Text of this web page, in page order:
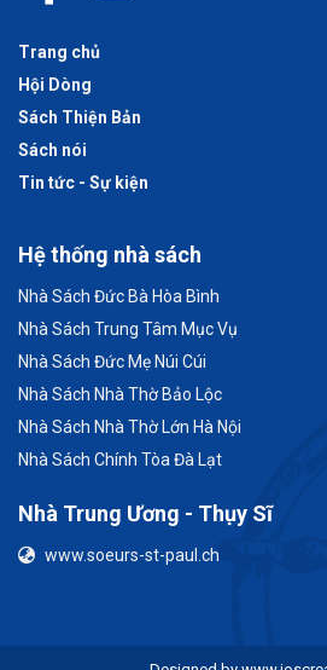
Trang chủ
Hội Dòng
Sách Thiện Bản
Sách nói
Tin tức - Sự kiện
Hệ thống nhà sách
Nhà Sách Đức Bà Hòa Bình
Nhà Sách Trung Tâm Mục Vụ
Nhà Sách Đức Mẹ Núi Cúi
Nhà Sách Nhà Thờ Bảo Lộc
Nhà Sách Nhà Thờ Lớn Hà Nội
Nhà Sách Chính Tòa Đà Lạt
Nhà Trung Ương - Thụy Sĩ
www.soeurs-st-paul.ch